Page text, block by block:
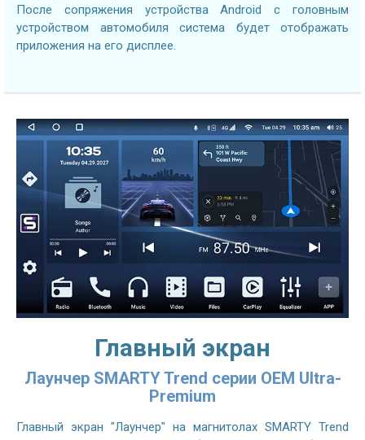
После сопряжения устройства Android с головным
устройством автомобиля система будет отображать
приложения на его дисплее.
Главный экран
Лаунчер SMARTY Trend серии OEM Ultra-
Premium
Главный экран "Лаунчер" на магнитолах SMARTY Trend